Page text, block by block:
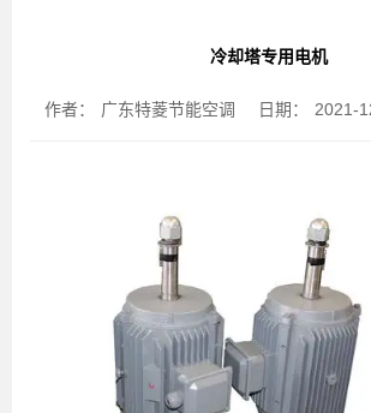
冷却塔专用电机
作者： 广东特菱节能空调 日期： 2021-